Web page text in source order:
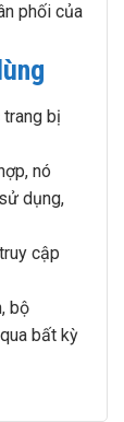
phối của
bị
nó
dụng,
cập
bộ
bất kỳ